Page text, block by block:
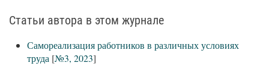
Статьи автора в этом журнале
Самореализация работников в различных условиях
труда [№3, 2023]